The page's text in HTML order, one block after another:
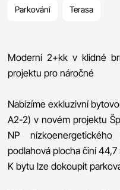
Parkování Terasa
Moderní 2+kk v klidné
projektu pro náročné
Nabízíme exkluzivní
A2-2) v novém projektu
NP
podlahová plocha činí 44,7
K bytu lze dokoupit